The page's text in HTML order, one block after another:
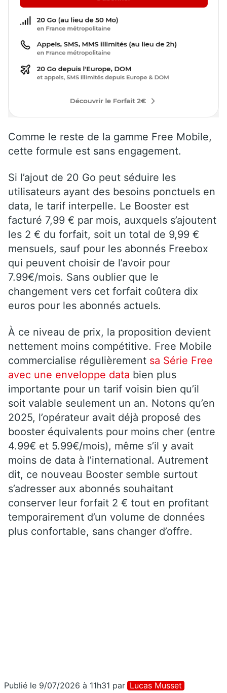
Comme le reste de la gamme Free Mobile,
cette formule est sans engagement.
Si l’ajout de 20 Go peut séduire les
utilisateurs ayant des besoins ponctuels en
data, le tarif interpelle. Le Booster est
facturé 7,99 € par mois, auxquels s’ajoutent
les 2 € du forfait, soit un total de 9,99 €
mensuels, sauf pour les abonnés Freebox
qui peuvent choisir de l’avoir pour
7.99€/mois. Sans oublier que le
changement vers cet forfait coûtera dix
euros pour les abonnés actuels.
À ce niveau de prix, la proposition devient
nettement moins compétitive. Free Mobile
commercialise régulièrement sa Série Free
avec une enveloppe data bien plus
importante pour un tarif voisin bien qu’il
soit valable seulement un an. Notons qu’en
2025, l’opérateur avait déjà proposé des
booster équivalents pour moins cher (entre
4.99€ et 5.99€/mois), même s’il y avait
moins de data à l’international. Autrement
dit, ce nouveau Booster semble surtout
s’adresser aux abonnés souhaitant
conserver leur forfait 2 € tout en profitant
temporairement d’un volume de données
plus confortable, sans changer d’offre.
Publié le 9/07/2026 à 11h31 par Lucas Musset